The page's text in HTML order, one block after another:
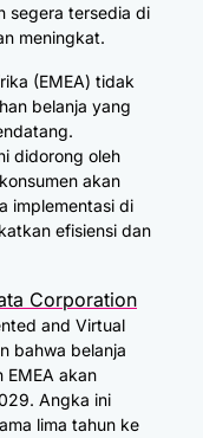
segera tersedia di
meningkat.
(EMEA) tidak
belanja yang
didorong oleh
akan
implementasi di
efisiensi dan
Corporation
and Virtual
bahwa belanja
EMEA akan
Angka ini
lima tahun ke